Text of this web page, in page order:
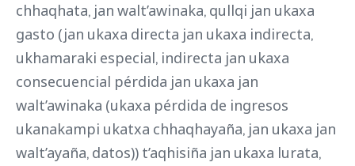
chhaqhata, jan walt’awinaka, qullqi jan ukaxa
gasto (jan ukaxa directa jan ukaxa indirecta,
ukhamaraki especial, indirecta jan ukaxa
consecuencial pérdida jan ukaxa jan
walt’awinaka (ukaxa pérdida de ingresos
ukanakampi ukatxa chhaqhayaña, jan ukaxa jan
walt’ayaña, datos)) t’aqhisiña jan ukaxa lurata,